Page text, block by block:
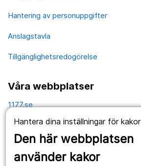
Hantera dina inställningar för kakor
Den här webbplatsen
använder kakor
Hantering av personuppgifter
Anslagstavla
Tillgänglighetsredogörelse
Våra webbplatser
1177.se
Länstrafiken
Vårdgivare